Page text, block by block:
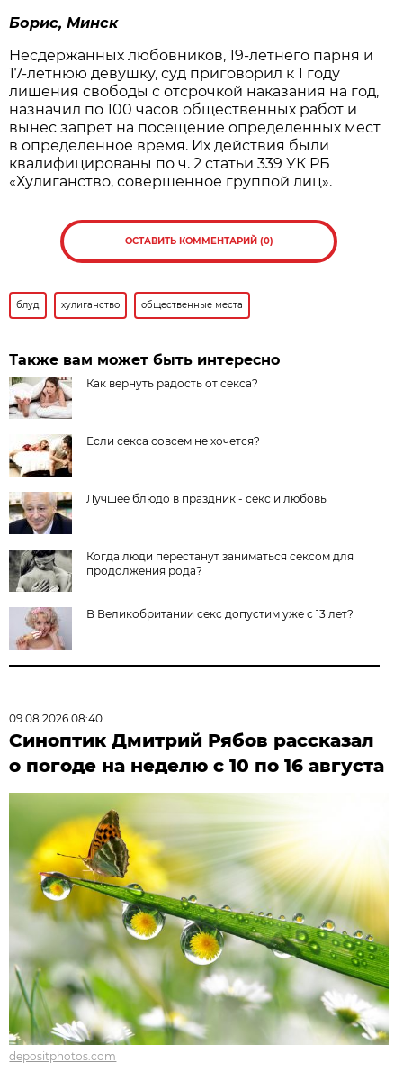
Борис, Минск
Несдержанных любовников, 19-летнего парня и
17-летнюю девушку, суд приговорил к 1 году
лишения свободы с отсрочкой наказания на год,
назначил по 100 часов общественных работ и
вынес запрет на посещение определенных мест
в определенное время. Их действия были
квалифицированы по ч. 2 статьи 339 УК РБ
«Хулиганство, совершенное группой лиц».
ОСТАВИТЬ КОММЕНТАРИЙ (0)
блуд хулиганство общественные места
Также вам может быть интересно
Как вернуть радость от секса?
Если секса совсем не хочется?
Лучшее блюдо в праздник - секс и любовь
Когда люди перестанут заниматься сексом для
продолжения рода?
В Великобритании секс допустим уже с 13 лет?
09.08.2026 08:40
Синоптик Дмитрий Рябов рассказал
о погоде на неделю с 10 по 16 августа
depositphotos.com